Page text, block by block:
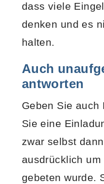
dass viele
denken und es
halten.
Auch
antworten
Geben Sie auch
Sie eine
zwar selbst
ausdrücklich
gebeten wurde.